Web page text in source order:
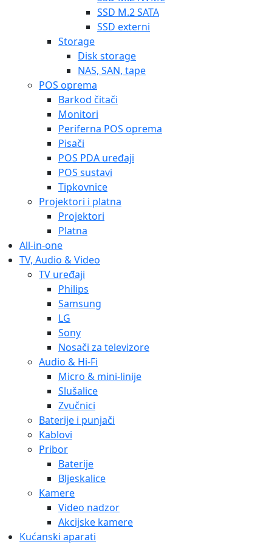
SSD M.2 SATA
SSD externi
Storage
Disk storage
NAS, SAN, tape
POS oprema
Barkod čitači
Monitori
Periferna POS oprema
Pisači
POS PDA uređaji
POS sustavi
Tipkovnice
Projektori i platna
Projektori
Platna
All-in-one
TV, Audio & Video
TV uređaji
Philips
Samsung
LG
Sony
Nosači za televizore
Audio & Hi-Fi
Micro & mini-linije
Slušalice
Zvučnici
Baterije i punjači
Kablovi
Pribor
Baterije
Bljeskalice
Kamere
Video nadzor
Akcijske kamere
Kućanski aparati